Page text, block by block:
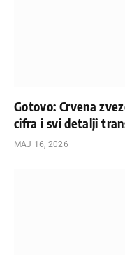
Gotovo: Crvena
cifra i svi detalji
МАЈ 16, 2026